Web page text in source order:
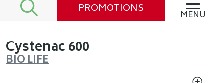
PROMOTIONS MENU
Cystenac 600
BIO LIFE